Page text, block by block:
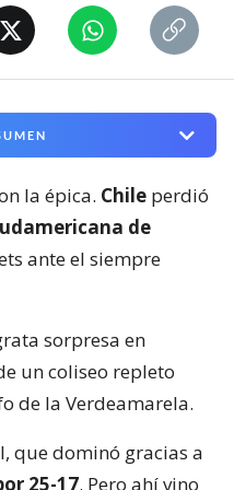
la épica. Chile perdió
de
ante el siempre
sorpresa en
un coliseo repleto
de la Verdeamarela.
que dominó gracias a
25-17. Pero ahí vino